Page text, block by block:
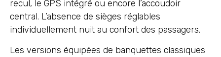
recul, le GPS intégré ou encore l’accoudoir
central. L’absence de sièges réglables
individuellement nuit au confort des passagers.
Les versions équipées de banquettes classiques